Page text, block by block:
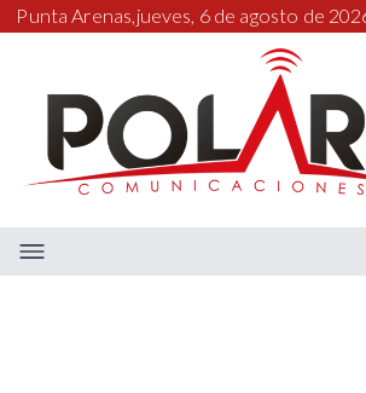
Punta Arenas,jueves, 6 de agosto de